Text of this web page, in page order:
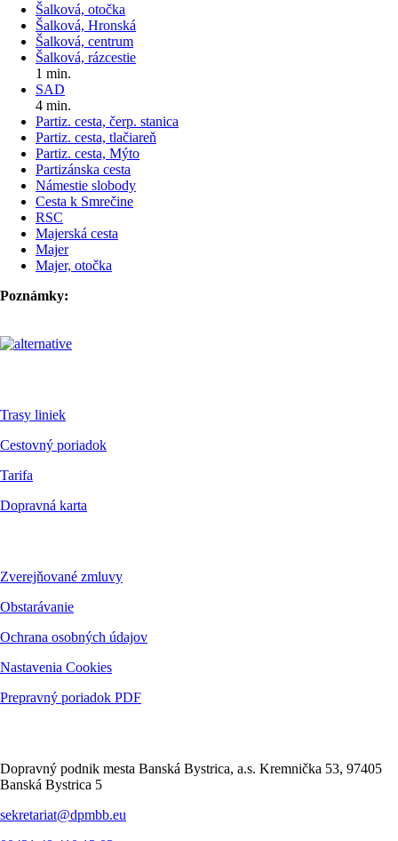
Šalková, otočka
Šalková, Hronská
Šalková, centrum
Šalková, rázcestie
1 min.
SAD
4 min.
Partiz. cesta, čerp. stanica
Partiz. cesta, tlačiareň
Partiz. cesta, Mýto
Partizánska cesta
Námestie slobody
Cesta k Smrečine
RSC
Majerská cesta
Majer
Majer, otočka
Poznámky:
Trasy liniek
Cestovný poriadok
Tarifa
Dopravná karta
Zverejňované zmluvy
Obstarávanie
Ochrana osobných údajov
Nastavenia Cookies
Prepravný poriadok PDF
Dopravný podnik mesta Banská Bystrica, a.s. Kremnička 53, 97405
Banská Bystrica 5
sekretariat@dpmbb.eu